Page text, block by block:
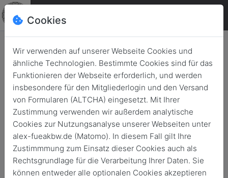
Cookies
Wir verwenden auf unserer Webseite Cookies und
ähnliche Technologien. Bestimmte Cookies sind für das
Funktionieren der Webseite erforderlich, und werden
insbesondere für den Mitgliederlogin und den Versand
von Formularen (ALTCHA) eingesetzt. Mit Ihrer
Zustimmung verwenden wir außerdem analytische
Cookies zur Nutzungsanalyse unserer Webseiten unter
alex-fueakbw.de (Matomo). In diesem Fall gilt Ihre
Zustimmmung zum Einsatz dieser Cookies auch als
Rechtsgrundlage für die Verarbeitung Ihrer Daten. Sie
können entweder alle optionalen Cookies akzeptieren